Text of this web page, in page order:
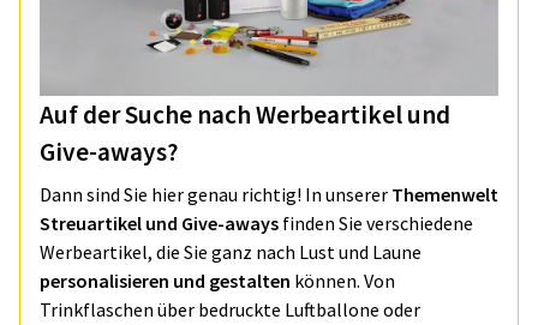
Auf der Suche nach Werbeartikel und
Give-aways?
Dann sind Sie hier genau richtig! In unserer Themenwelt
Streuartikel und Give-aways finden Sie verschiedene
Werbeartikel, die Sie ganz nach Lust und Laune
personalisieren und gestalten können. Von
Trinkflaschen über bedruckte Luftballone oder